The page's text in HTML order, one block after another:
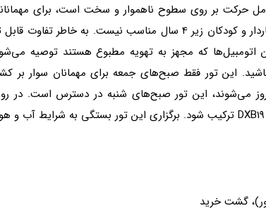
حرکت بر روی سطوح ناهموار و سخت است، برای
گردن و کمر دارند و برای خانم‌های باردار و کودکان زیر 4 سال مناسب
که مجهز به تهویه مطبوع هستند توصیه
این تور فقط صبح‌های جمعه برای مهمانان سوار بر
می‌شوند، این تور صبح‌های شنبه در دسترس است. در
گشت خرید